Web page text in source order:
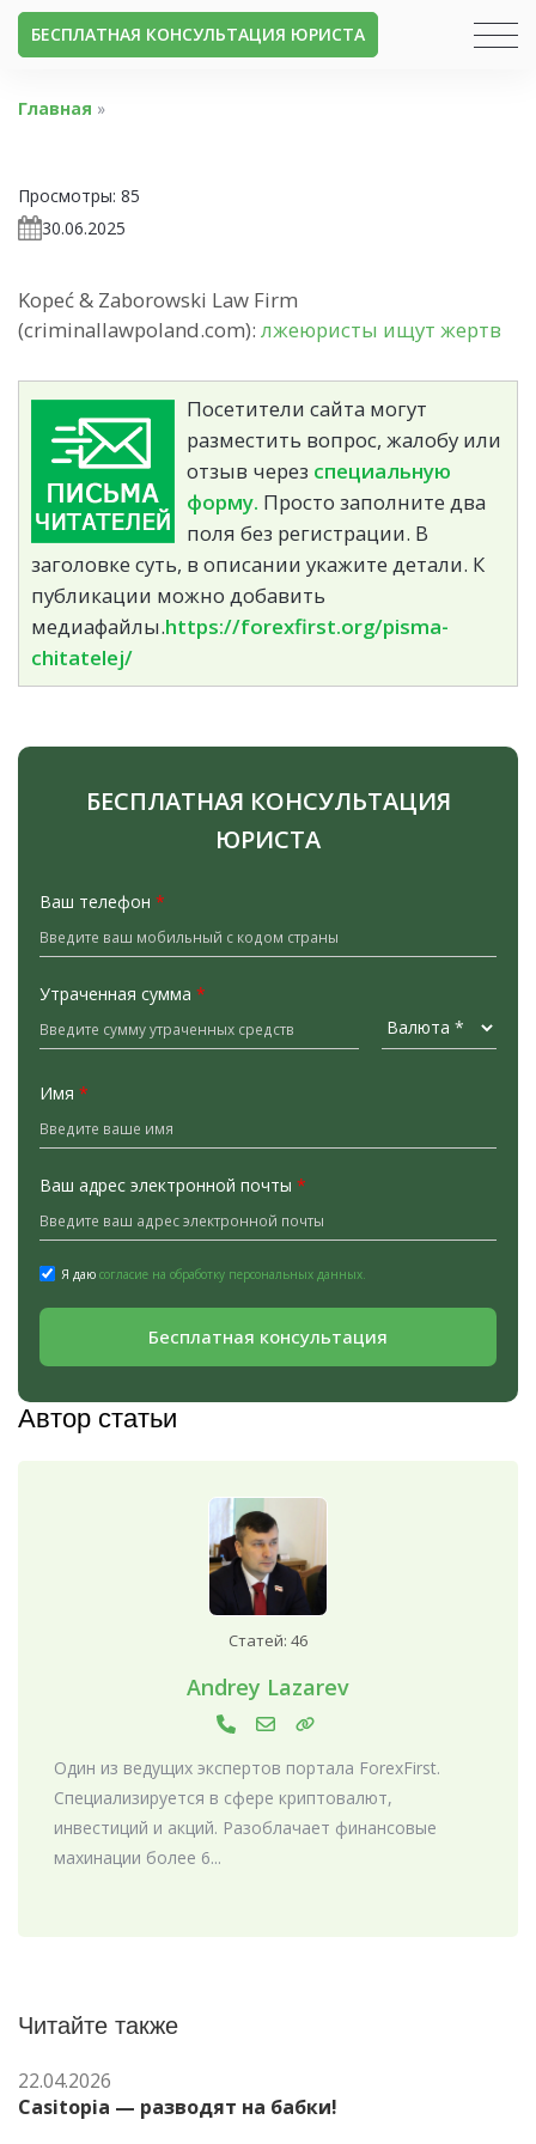
БЕСПЛАТНАЯ КОНСУЛЬТАЦИЯ ЮРИСТА
Главная »
Просмотры: 85
30.06.2025
Kopeć & Zaborowski Law Firm
(criminallawpoland.com): лжеюристы ищут жертв
Посетители сайта могут
разместить вопрос, жалобу или
отзыв через специальную
форму. Просто заполните два
поля без регистрации. В
заголовке суть, в описании укажите детали. К
публикации можно добавить
медиафайлы.https://forexfirst.org/pisma-
chitatelej/
БЕСПЛАТНАЯ КОНСУЛЬТАЦИЯ
ЮРИСТА
Ваш телефон *
Утраченная сумма *
Имя *
Ваш адрес электронной почты *
Я даю согласие на обработку персональных данных.
Бесплатная консультация
Автор статьи
Статей: 46
Andrey Lazarev
Один из ведущих экспертов портала ForexFirst.
Специализируется в сфере криптовалют,
инвестиций и акций. Разоблачает финансовые
махинации более 6...
Читайте также
22.04.2026
Casitopia — разводят на бабки!